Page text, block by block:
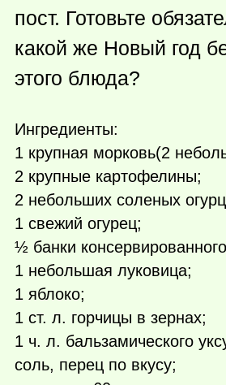
пост. Готовьте
какой же Новый год
этого блюда?
Ингредиенты:
1 крупная морковь(2
2 крупные картофелины;
2 небольших соленых
1 свежий огурец;
½ банки
1 небольшая луковица;
1 яблоко;
1 ст. л. горчицы в зернах;
1 ч. л. бальзамического
соль, перец по вкусу;